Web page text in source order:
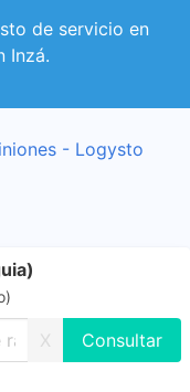
de servicio en
Inzá.
- Logysto
X